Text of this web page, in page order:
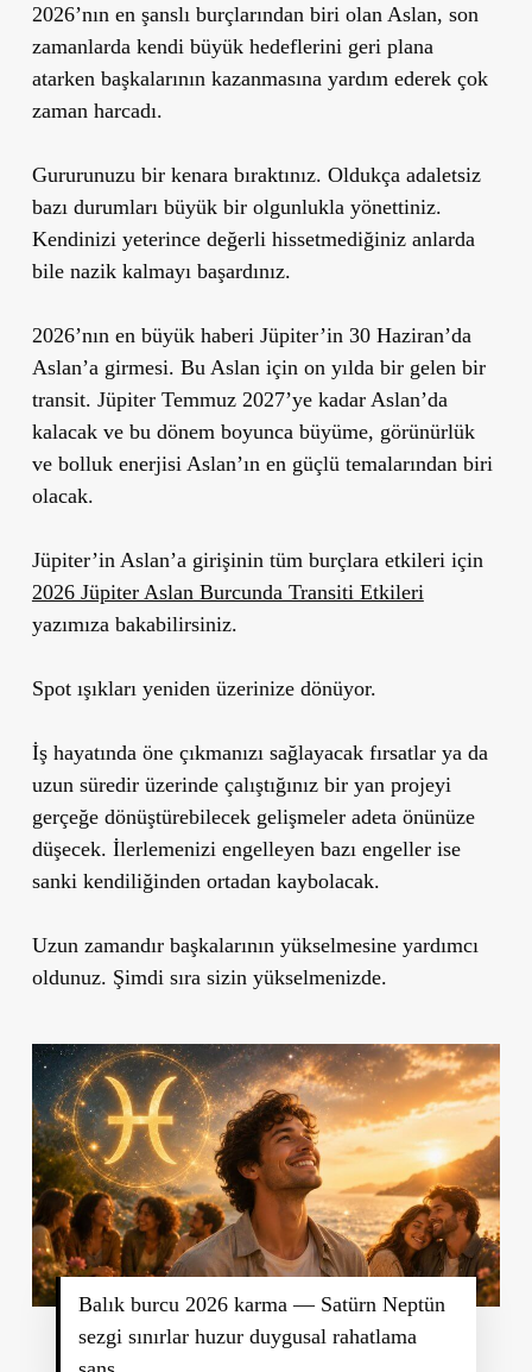
2026’nın en şanslı burçlarından biri olan Aslan, son
zamanlarda kendi büyük hedeflerini geri plana
atarken başkalarının kazanmasına yardım ederek çok
zaman harcadı.
Gururunuzu bir kenara bıraktınız. Oldukça adaletsiz
bazı durumları büyük bir olgunlukla yönettiniz.
Kendinizi yeterince değerli hissetmediğiniz anlarda
bile nazik kalmayı başardınız.
2026’nın en büyük haberi Jüpiter’in 30 Haziran’da
Aslan’a girmesi. Bu Aslan için on yılda bir gelen bir
transit. Jüpiter Temmuz 2027’ye kadar Aslan’da
kalacak ve bu dönem boyunca büyüme, görünürlük
ve bolluk enerjisi Aslan’ın en güçlü temalarından biri
olacak.
Jüpiter’in Aslan’a girişinin tüm burçlara etkileri için
2026 Jüpiter Aslan Burcunda Transiti Etkileri
yazımıza bakabilirsiniz.
Spot ışıkları yeniden üzerinize dönüyor.
İş hayatında öne çıkmanızı sağlayacak fırsatlar ya da
uzun süredir üzerinde çalıştığınız bir yan projeyi
gerçeğe dönüştürebilecek gelişmeler adeta önünüze
düşecek. İlerlemenizi engelleyen bazı engeller ise
sanki kendiliğinden ortadan kaybolacak.
Uzun zamandır başkalarının yükselmesine yardımcı
oldunuz. Şimdi sıra sizin yükselmenizde.
Balık burcu 2026 karma — Satürn Neptün
sezgi sınırlar huzur duygusal rahatlama